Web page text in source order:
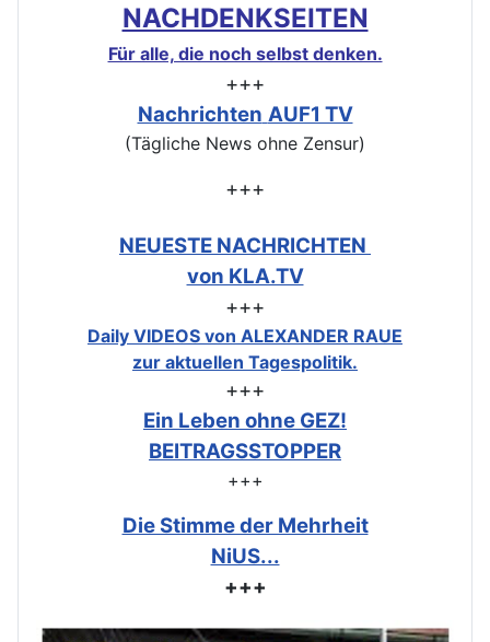
NACHDENKSEITEN
Für alle, die noch selbst denken.
+++
Nachrichten AUF1 TV
(Tägliche News ohne Zensur)
+++
NEUESTE NACHRICHTEN
von KLA.TV
+++
Daily VIDEOS von ALEXANDER RAUE
zur aktuellen Tagespolitik.
+++
Ein Leben ohne GEZ!
BEITRAGSSTOPPER
+++
Die Stimme der Mehrheit
NiUS...
+++